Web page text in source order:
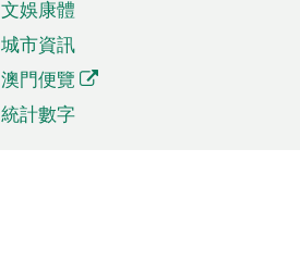
文娛康體
城市資訊
澳門便覽
統計數字